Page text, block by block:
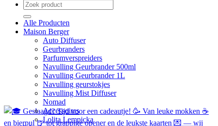
Zoeken
naar:
Alle Producten
Maison Berger
Auto Diffuser
Geurbranders
Parfumverspreiders
Navulling Geurbrander 500ml
Navulling Geurbrander 1L
Navulling geurstokjes
Navulling Mist Diffuser
Nomad
Accessoires
Lolita Lempicka